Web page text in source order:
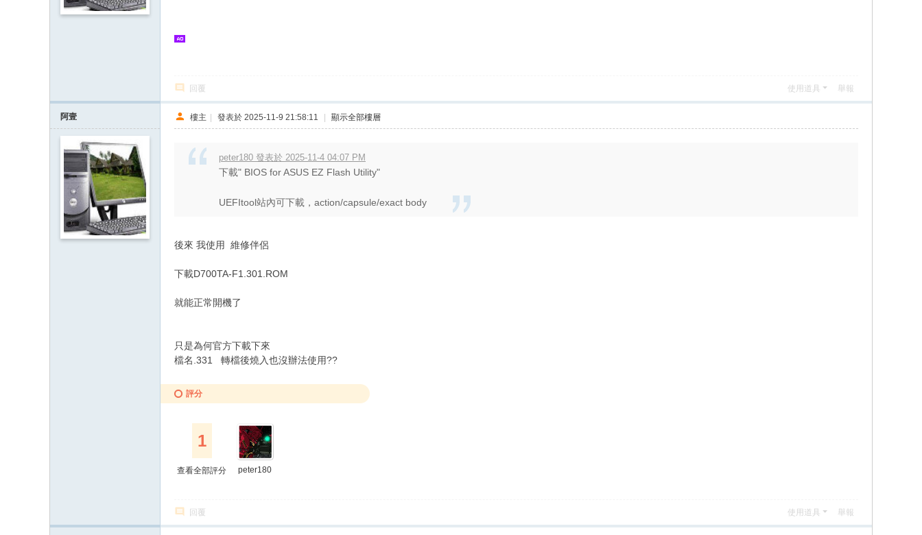
回覆 使用道具 舉報
阿壹 樓主 | 發表於 2025-11-9 21:58:11 | 顯示全部樓層
peter180 發表於 2025-11-4 04:07 PM
下載" BIOS for ASUS EZ Flash Utility"
UEFItool站內可下載，action/capsule/exact body
後來 我使用 維修伴侶
下載D700TA-F1.301.ROM
就能正常開機了
只是為何官方下載下來
檔名.331 轉檔後燒入也沒辦法使用??
評分
1
查看全部評分 peter180
回覆 使用道具 舉報